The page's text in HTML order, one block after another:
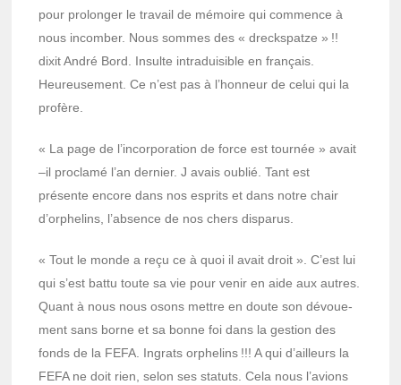
pour prolon­ger le travail de mémoire qui commence à
nous incom­ber. Nous sommes des « drecks­patze » !!
dixit André Bord. Insulte intra­dui­sible en français.
Heureu­se­ment. Ce n’est pas à l’hon­neur de celui qui la
profère.
« La page de l’in­cor­po­ra­tion de force est tour­née » avait
–il proclamé l’an dernier. J avais oublié. Tant est
présente encore dans nos esprits et dans notre chair
d’or­phe­lins, l’ab­sence de nos chers dispa­rus.
« Tout le monde a reçu ce à quoi il avait droit ». C’est lui
qui s’est battu toute sa vie pour venir en aide aux autres.
Quant à nous nous osons mettre en doute son dévoue­
ment sans borne et sa bonne foi dans la gestion des
fonds de la FEFA. Ingrats orphe­lins !!! A qui d’ailleurs la
FEFA ne doit rien, selon ses statuts. Cela nous l’avions